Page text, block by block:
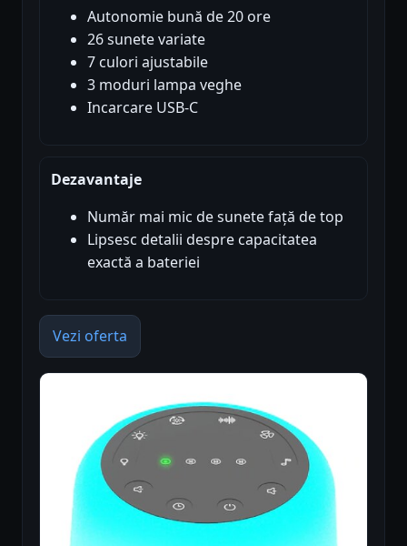
Autonomie bună de 20 ore
26 sunete variate
7 culori ajustabile
3 moduri lampa veghe
Incarcare USB-C
Dezavantaje
Număr mai mic de sunete față de top
Lipsesc detalii despre capacitatea
exactă a bateriei
Vezi oferta